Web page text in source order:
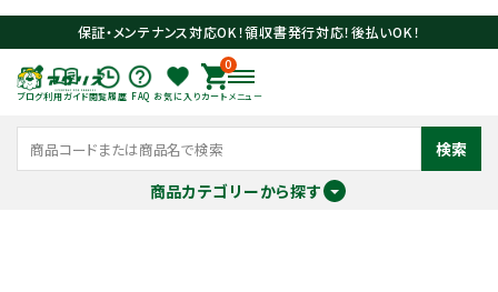
保証・メンテナンス対応OK！領収書発行対応！後払いOK！
ブログ利用ガイド閲覧履歴 FAQ お気に入り
0
カート メニュー
検索
商品カテゴリーから探す